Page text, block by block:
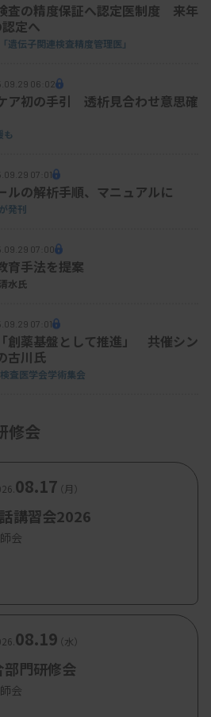
持ってほしい」 千臨技・
は、「交流会でのさまざまな
て、若手同士の横のつながり
師会としても若手検査技師の
い」などと挨拶。群臨技の梶
査技師の交流活動支援の在り
会長会議で話し合う考えを示
査の精度保証へ認定医制度 来年
定へ
遺伝子関連検査精度管理医」
06:02
ア初の手引 透析見合わせ意思確
も
07:01
ルの解析手順、マニュアルに
発刊
07:00
育手法を提案
水氏
07:01
創薬基盤として推進」 共催シン
古川氏
査医学会学術集会
修会
08.17（月）
講習会2026
会
08.19（水）
門研修会
会